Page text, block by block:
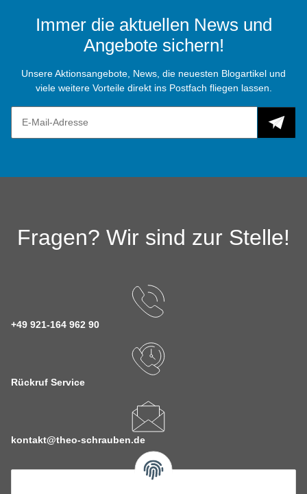
Immer die aktuellen News und
Angebote sichern!
Unsere Aktionsangebote, News, die neuesten Blogartikel und
viele weitere Vorteile direkt ins Postfach fliegen lassen.
Fragen? Wir sind zur Stelle!
+49 921-164 962 90
Rückruf Service
kontakt@theo-schrauben.de